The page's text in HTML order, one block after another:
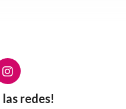
las redes!